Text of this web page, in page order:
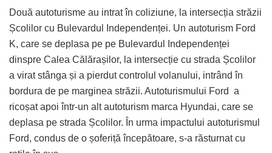
Două autoturisme au intrat în coliziune, la intersecția străzii
Școlilor cu Bulevardul Independenței. Un autoturism Ford
K, care se deplasa pe pe Bulevardul Independenței
dinspre Calea Călărașilor, la intersecție cu strada Școlilor
a virat stânga și a pierdut controlul volanului, intrând în
bordura de pe marginea străzii. Autoturismului Ford a
ricoșat apoi într-un alt autoturism marca Hyundai, care se
deplasa pe strada Școlilor. În urma impactului autoturismul
Ford, condus de o șoferiță începătoare, s-a răsturnat cu